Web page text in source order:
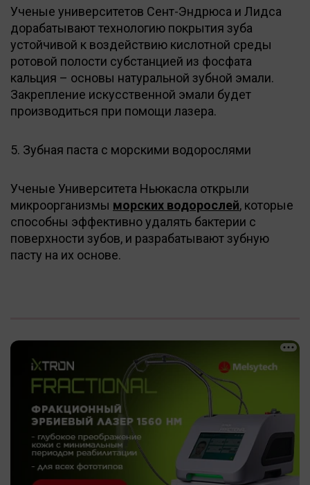
Ученые университетов Сент-Эндрюса и Лидса
дорабатывают технологию покрытия зуба
устойчивой к воздействию кислотной среды
ротовой полости субстанцией из фосфата
кальция – основы натуральной зубной эмали.
Закрепление искусственной эмали будет
производиться при помощи лазера.
5. Зубная паста с морскими водорослями
Ученые Университета Ньюкасла открыли
микроорганизмы морских водорослей, которые
способны эффективно удалять бактерии с
поверхности зубов, и разрабатывают зубную
пасту на их основе.